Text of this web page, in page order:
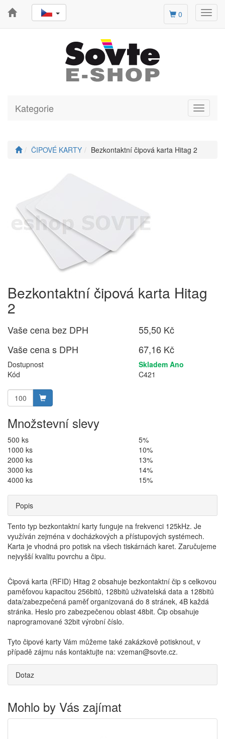
0
Toggle
Kategorie
ČIPOVÉ KARTY Bezkontaktní čipová karta Hitag 2
Bezkontaktní čipová karta Hitag
2
Vaše cena bez DPH
55,50 Kč
Vaše cena s DPH
67,16 Kč
Dostupnost
Skladem Ano
Kód
C421
Množstevní slevy
500 ks
5%
1000 ks
10%
2000 ks
13%
3000 ks
14%
4000 ks
15%
Popis
Tento typ bezkontaktní karty funguje na frekvenci 125kHz. Je
využíván zejména v docházkových a přístupových systémech.
Karta je vhodná pro potisk na všech tiskárnách karet. Zaručujeme
nejvyšší kvalitu povrchu a čipu.
Čipová karta (RFID) Hitag 2 obsahuje bezkontaktní čip s celkovou
paměťovou kapacitou 256bitů, 128bitů uživatelská data a 128bitů
data/zabezpečená paměť organizovaná do 8 stránek, 4B každá
stránka. Heslo pro zabezpečenou oblast 48bit. Čip obsahuje
naprogramované 32bit výrobní číslo.
Tyto čipové karty Vám můžeme také zakázkově potisknout, v
případě zájmu nás kontaktujte na: vzeman@sovte.cz.
Dotaz
Mohlo by Vás zajímat